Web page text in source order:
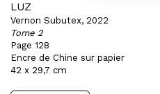
LUZ
Vernon Subutex, 2022
Tome 2
Page 128
Encre de Chine sur papier
42 x 29,7 cm